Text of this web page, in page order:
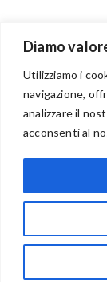
Diamo
Utilizziamo i
navigazione,
analizzare il
acconsenti al
BENVENUTI
via Acqua
83024
(+39) 081-